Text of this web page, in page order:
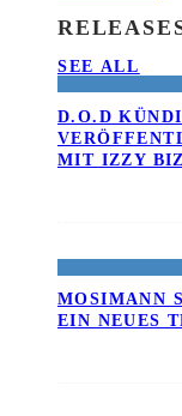
SEE ALL
D.O.D
MIT IZZY
MOSIMANN
EIN NEUES